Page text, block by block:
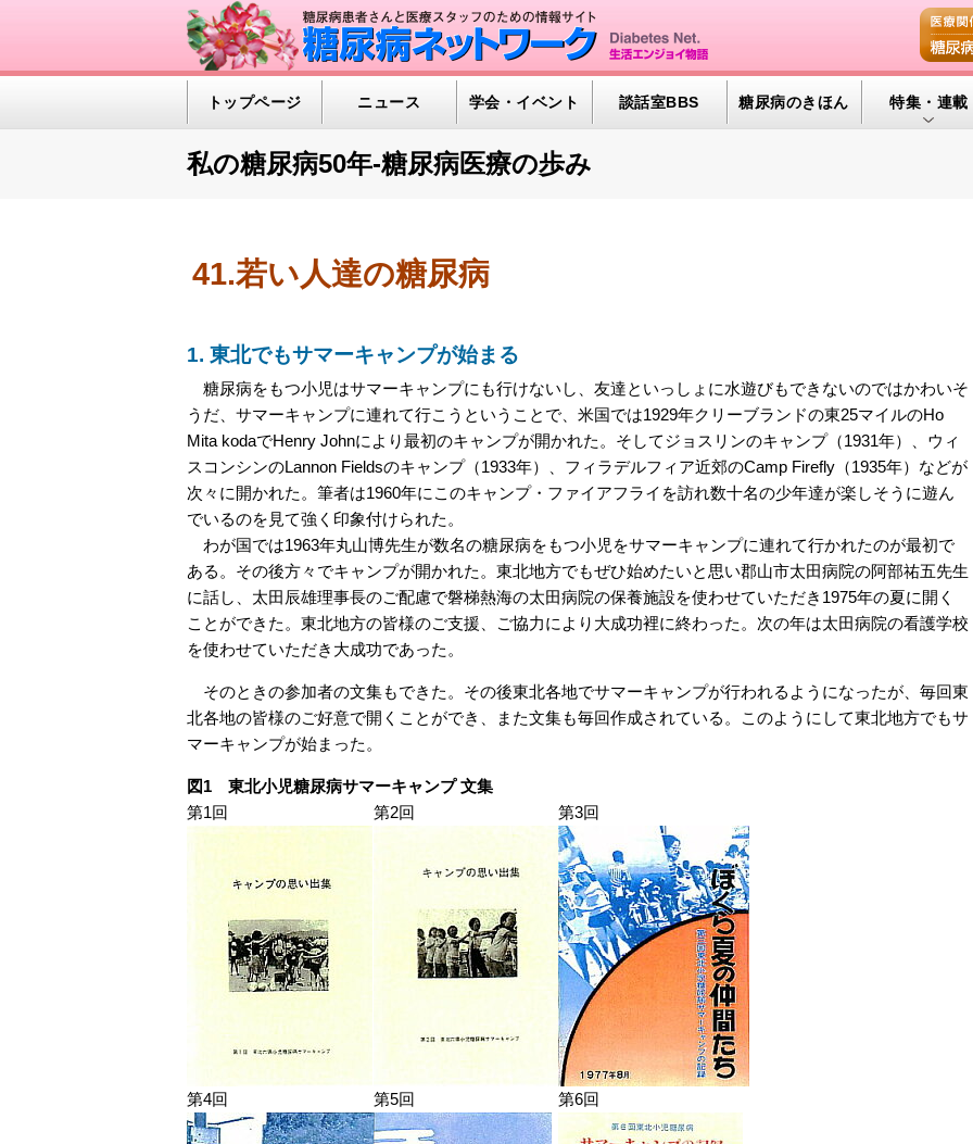
トップページ ニュース 学会・イベント 談話室BBS 糖尿病のきほん 特集・連載
私の糖尿病50年-糖尿病医療の歩み
41.若い人達の糖尿病
1. 東北でもサマーキャンプが始まる
糖尿病をもつ小児はサマーキャンプにも行けないし、友達といっしょに水遊びもできないのではかわいそ
うだ、サマーキャンプに連れて行こうということで、米国では1929年クリーブランドの東25マイルのHo
Mita kodaでHenry Johnにより最初のキャンプが開かれた。そしてジョスリンのキャンプ（1931年）、ウィ
スコンシンのLannon Fieldsのキャンプ（1933年）、フィラデルフィア近郊のCamp Firefly（1935年）などが
次々に開かれた。筆者は1960年にこのキャンプ・ファイアフライを訪れ数十名の少年達が楽しそうに遊ん
でいるのを見て強く印象付けられた。
わが国では1963年丸山博先生が数名の糖尿病をもつ小児をサマーキャンプに連れて行かれたのが最初で
ある。その後方々でキャンプが開かれた。東北地方でもぜひ始めたいと思い郡山市太田病院の阿部祐五先生
に話し、太田辰雄理事長のご配慮で磐梯熱海の太田病院の保養施設を使わせていただき1975年の夏に開く
ことができた。東北地方の皆様のご支援、ご協力により大成功裡に終わった。次の年は太田病院の看護学校
を使わせていただき大成功であった。
そのときの参加者の文集もできた。その後東北各地でサマーキャンプが行われるようになったが、毎回東
北各地の皆様のご好意で開くことができ、また文集も毎回作成されている。このようにして東北地方でもサ
マーキャンプが始まった。
図1 東北小児糖尿病サマーキャンプ 文集
第1回
第2回 第3回
第4回 第5回 第6回